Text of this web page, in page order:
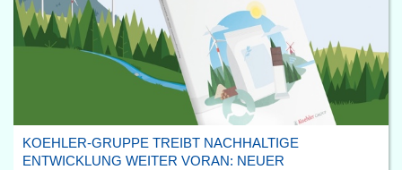
KOEHLER-GRUPPE TREIBT NACHHALTIGE
ENTWICKLUNG WEITER VORAN: NEUER